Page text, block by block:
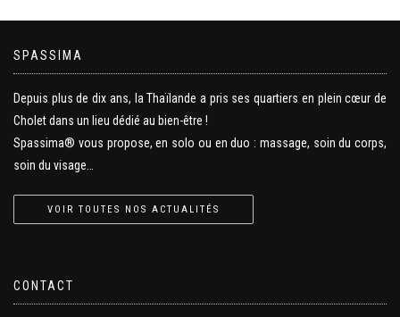
SPASSIMA
Depuis plus de dix ans, la Thaïlande a pris ses quartiers en plein cœur de
Cholet dans un lieu dédié au bien-être !
Spassima® vous propose, en solo ou en duo : massage, soin du corps,
soin du visage…
VOIR TOUTES NOS ACTUALITÉS
CONTACT